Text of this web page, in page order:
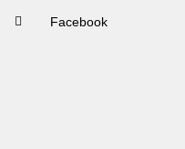
Facebook